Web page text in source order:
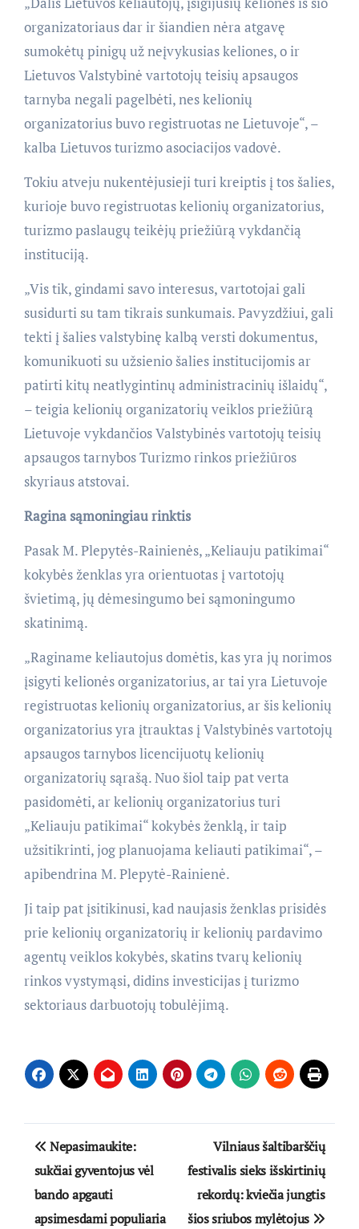
organizatoriaus dar ir šiandien nėra atgavę
sumokėtų pinigų už neįvykusias keliones, o ir
Lietuvos Valstybinė vartotojų teisių apsaugos
tarnyba negali pagelbėti, nes kelionių
organizatorius buvo registruotas ne Lietuvoje“, –
kalba Lietuvos turizmo asociacijos vadovė.
Tokiu atveju nukentėjusieji turi kreiptis į tos šalies,
kurioje buvo registruotas kelionių organizatorius,
turizmo paslaugų teikėjų priežiūrą vykdančią
instituciją.
„Vis tik, gindami savo interesus, vartotojai gali
susidurti su tam tikrais sunkumais. Pavyzdžiui, gali
tekti į šalies valstybinę kalbą versti dokumentus,
komunikuoti su užsienio šalies institucijomis ar
patirti kitų neatlygintinų administracinių išlaidų“,
– teigia kelionių organizatorių veiklos priežiūrą
Lietuvoje vykdančios Valstybinės vartotojų teisių
apsaugos tarnybos Turizmo rinkos priežiūros
skyriaus atstovai.
Ragina sąmoningiau rinktis
Pasak M. Plepytės-Rainienės, „Keliauju patikimai“
kokybės ženklas yra orientuotas į vartotojų
švietimą, jų dėmesingumo bei sąmoningumo
skatinimą.
„Raginame keliautojus domėtis, kas yra jų norimos
įsigyti kelionės organizatorius, ar tai yra Lietuvoje
registruotas kelionių organizatorius, ar šis kelionių
organizatorius yra įtrauktas į Valstybinės vartotojų
apsaugos tarnybos licencijuotų kelionių
organizatorių sąrašą. Nuo šiol taip pat verta
pasidomėti, ar kelionių organizatorius turi
„Keliauju patikimai“ kokybės ženklą, ir taip
užsitikrinti, jog planuojama keliauti patikimai“, –
apibendrina M. Plepytė-Rainienė.
Ji taip pat įsitikinusi, kad naujasis ženklas prisidės
prie kelionių organizatorių ir kelionių pardavimo
agentų veiklos kokybės, skatins tvarų kelionių
rinkos vystymąsi, didins investicijas į turizmo
sektoriaus darbuotojų tobulėjimą.
Navigacija
tarp
įrašų
Nepasimaukite:
sukčiai gyventojus vėl
bando apgauti
apsimesdami populiaria
Vilniaus šaltibarščių
festivalis sieks išskirtinių
rekordų: kviečia jungtis
šios sriubos mylėtojus